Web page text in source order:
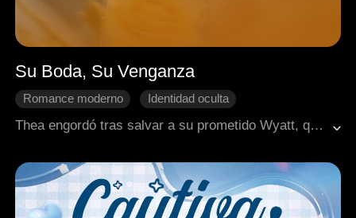
Su Boda, Su Venganza
Romance moderno
Identidad oculta
Cambio de destino
Dulzura de amor
Thea engordó tras salvar a su prometido Wyatt, quien, asqueado, finge su muerte y roba la identidad de su hermano para casarse con su amante. Thea descubre la verdad, se alía con el CEO Samuel y, tras recuperar su figura con una píldora especial, irrumpe en la boda de Wyatt para destruirlo.